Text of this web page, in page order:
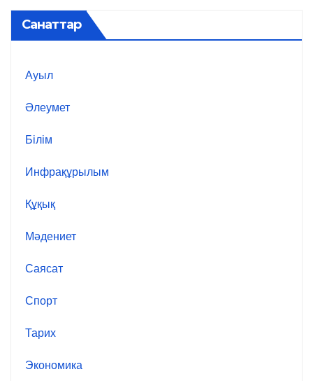
Санаттар
Ауыл
Әлеумет
Білім
Инфрақұрылым
Құқық
Мәдениет
Саясат
Спорт
Тарих
Экономика